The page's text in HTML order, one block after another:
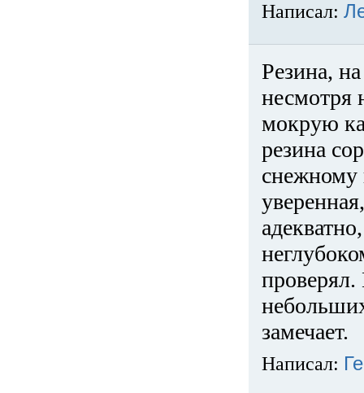
Написал:
Резина,
несмотря
мокрую
резина
снежному
замечает.
Написал: